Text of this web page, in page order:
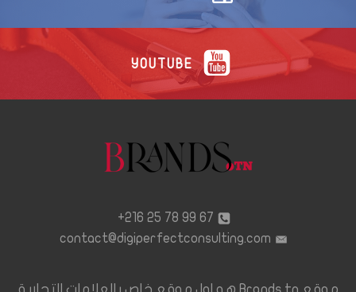
YOUTUBE
67 99 78 25 216+
contact@digiperfectconsulting.com